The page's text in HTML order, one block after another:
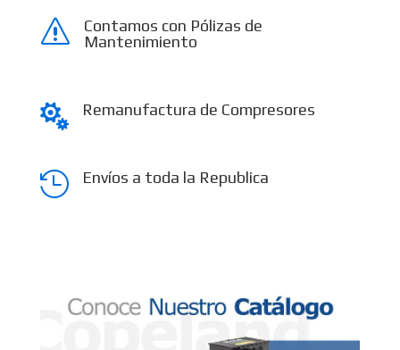
s
Contamos con Pólizas de
Mantenimiento
 Remanufactura de Compresores
 Envíos a toda la Republica